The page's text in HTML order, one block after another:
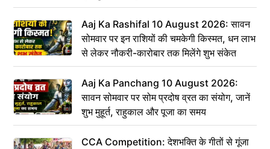
Aaj Ka Rashifal 10 August 2026: सावन
सोमवार पर इन राशियों की चमकेगी किस्मत, धन लाभ
से लेकर नौकरी-कारोबार तक मिलेंगे शुभ संकेत
Aaj Ka Panchang 10 August 2026:
सावन सोमवार पर सोम प्रदोष व्रत का संयोग, जानें
शुभ मुहूर्त, राहुकाल और पूजा का समय
CCA Competition: देशभक्ति के गीतों से गूंजा